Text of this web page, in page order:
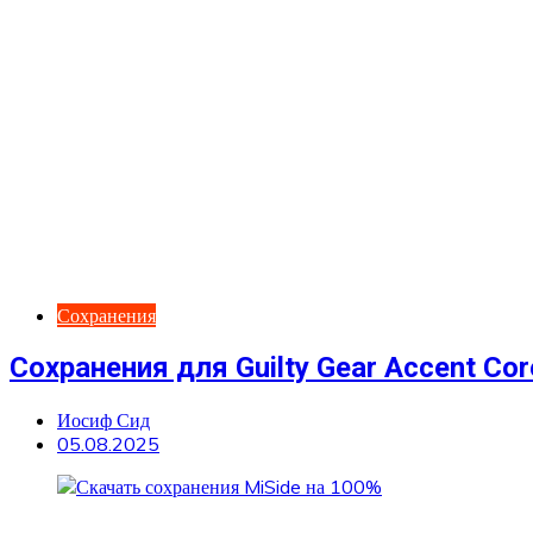
Сохранения
Сохранения для Guilty Gear Accent
Иосиф Сид
05.08.2025